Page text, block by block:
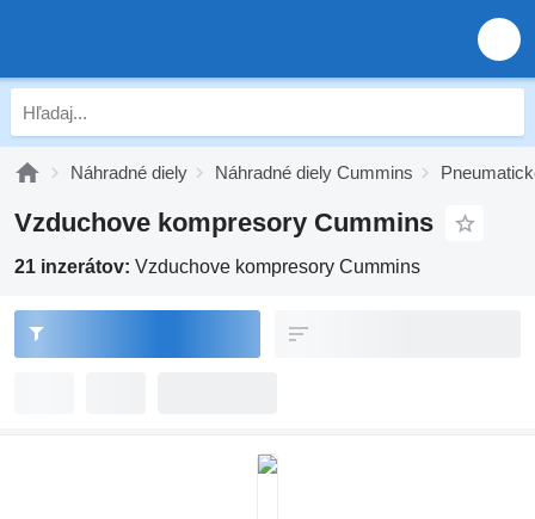
Náhradné diely Náhradné diely Cummins
Vzduchove kompresory Cummins
21 inzerátov: Vzduchove kompresory Cummins